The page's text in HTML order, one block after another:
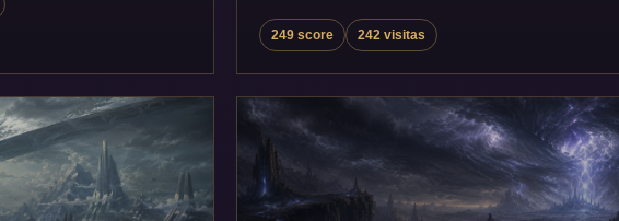
249 score 242 visitas